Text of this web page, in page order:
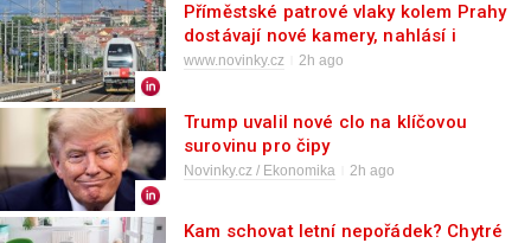
Příměstské patrové vlaky kolem Prahy
dostávají nové kamery, nahlásí i
úmyslné zakrytí
www.novinky.cz 2h ago
Trump uvalil nové clo na klíčovou
surovinu pro čipy
Novinky.cz / Ekonomika 2h ago
Kam schovat letní nepořádek? Chytré